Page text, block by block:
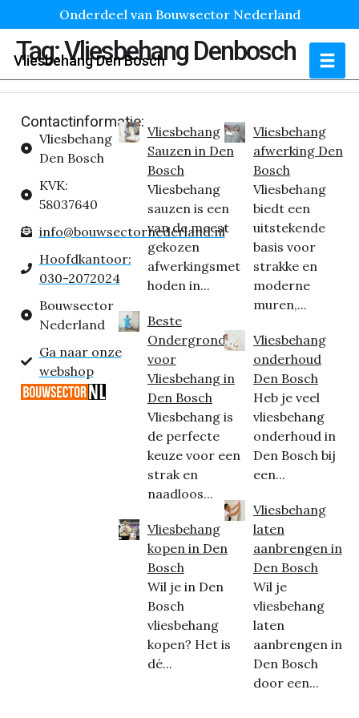
Onderdeel van Bouwsector Nederland
Vliesbehang Den Bosch
Tag:Vliesbehang Denbosch
Contactinformatie:
Vliesbehang
Den Bosch
KVK:
58037640
info@bouwsectornederland.nl
Hoofdkantoor:
030-2072024
Bouwsector
Nederland
Ga naar onze
webshop
Vliesbehang
Sauzen in Den
Bosch
Vliesbehang
sauzen is een
van de meest
gekozen
afwerkingsmet
hoden in...
Beste
Ondergrond
voor
Vliesbehang in
Den Bosch
Vliesbehang is
de perfecte
keuze voor een
strak en
naadloos...
Vliesbehang
kopen in Den
Bosch
Wil je in Den
Bosch
vliesbehang
kopen? Het is
dé...
Vliesbehang
afwerking Den
Bosch
Vliesbehang
biedt een
uitstekende
basis voor
strakke en
moderne
muren,...
Vliesbehang
onderhoud
Den Bosch
Heb je veel
vliesbehang
onderhoud in
Den Bosch bij
een...
Vliesbehang
laten
aanbrengen in
Den Bosch
Wil je
vliesbehang
laten
aanbrengen in
Den Bosch
door een...